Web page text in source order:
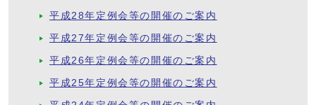
平成28年定例会等の開催のご案内
平成27年定例会等の開催のご案内
平成26年定例会等の開催のご案内
平成25年定例会等の開催のご案内